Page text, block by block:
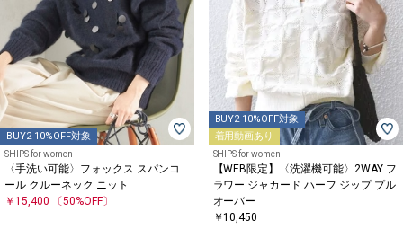
BUY2 10%OFF対象
SHIPS for women
〈手洗い可能〉フォックス スパンコ
ール クルーネック ニット
￥15,400 〔50%OFF〕
BUY2 10%OFF対象
着用動画あり
SHIPS for women
【WEB限定】〈洗濯機可能〉2WAY フ
ラワー ジャカード ハーフ ジップ プル
オーバー
￥10,450